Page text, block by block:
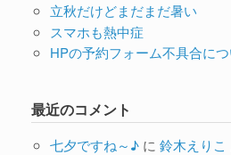
立秋だけどまだまだ暑い
スマホも熱中症
HPの予約フォーム不具合に
最近のコメント
七夕ですね～♪に 鈴木えりこ